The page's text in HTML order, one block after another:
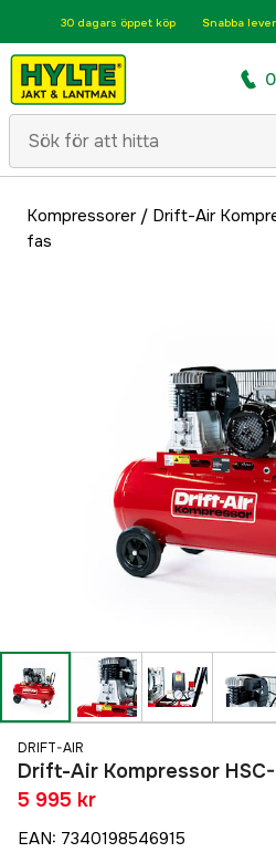
30 dagars öppet köp Snabba
Kompressorer/ Drift-Air
fas
DRIFT-AIR
Drift-Air Kompressor
5 995 kr
EAN: 7340198546915